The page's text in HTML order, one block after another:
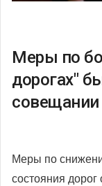
Меры по
дорогах"
Меры по
состояния